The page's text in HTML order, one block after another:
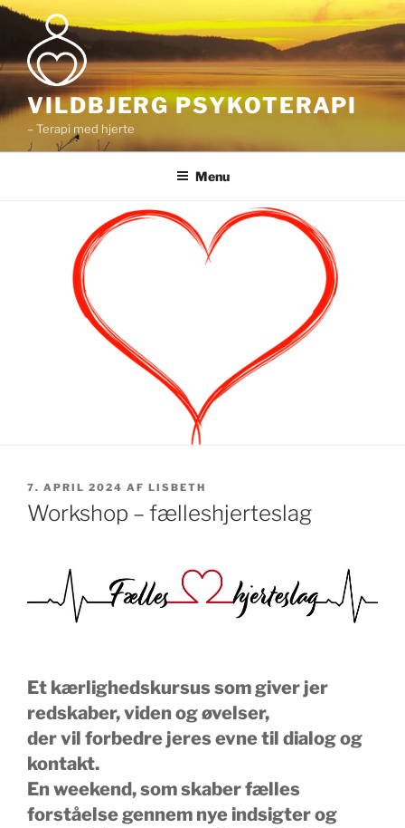
Videre
indhold
VILDBJERG PSYKOTERAPI
– Terapi med hjerte
Menu
UDGIVET
DEN
7. APRIL 2024 AF LISBETH
Workshop – fælleshjerteslag
Et kærlighedskursus som giver jer
redskaber, viden og øvelser,
der vil forbedre jeres evne til dialog og
kontakt.
En weekend, som skaber fælles
forståelse gennem nye indsigter og